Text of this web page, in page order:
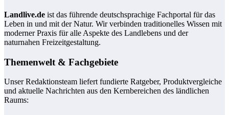
Landlive.de ist das führende deutschsprachige Fachportal für das
Leben in und mit der Natur. Wir verbinden traditionelles Wissen mit
moderner Praxis für alle Aspekte des Landlebens und der
naturnahen Freizeitgestaltung.
Themenwelt & Fachgebiete
Unser Redaktionsteam liefert fundierte Ratgeber, Produktvergleiche
und aktuelle Nachrichten aus den Kernbereichen des ländlichen
Raums: